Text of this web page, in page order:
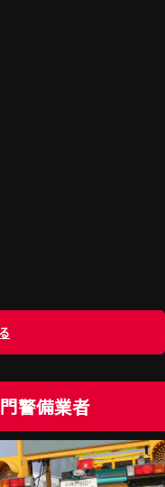
警備業者